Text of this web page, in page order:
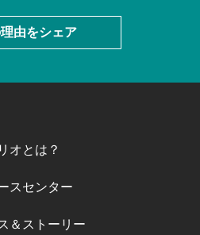
由をシェア
オとは？
スセンター
＆ストーリー